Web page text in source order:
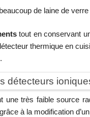
de laine de
tout en conservant
thermique en
détecteurs
une très faible source
à la modification